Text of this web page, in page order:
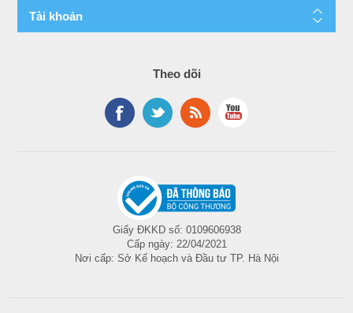
Tài khoản
Theo dõi
Giấy ĐKKD số: 0109606938
Cấp ngày: 22/04/2021
Nơi cấp: Sở Kế hoạch và Đầu tư TP. Hà Nội